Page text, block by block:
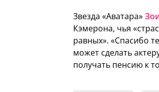
Звезда «Аватара»
Кэмерона, чья
равных». «Спасибо
может сделать
получать пенсию к